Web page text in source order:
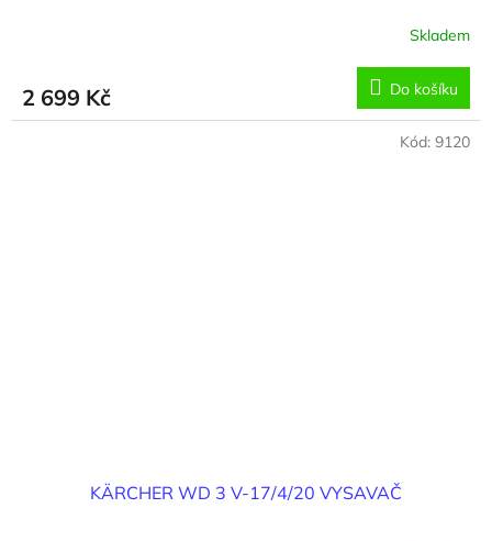
Skladem
2 699 Kč Do košíku
KÄRCHER WD 3 V-17/4/20 VYSAVAČ
Kód: 9120